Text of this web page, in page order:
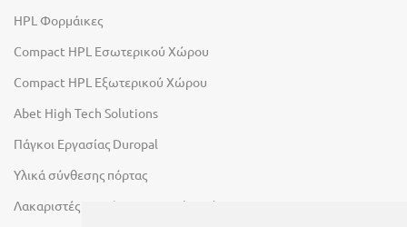
HPL Φορμάικες
Compact HPL Εσωτερικού Χώρου
Compact HPL Εξωτερικού Χώρου
Abet High Tech Solutions
Πάγκοι Εργασίας Duropal
Υλικά σύνθεσης πόρτας
Λακαριστές επιφάνειες Primeboard